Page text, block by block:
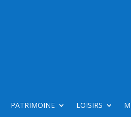
PATRIMOINE LOISIRS